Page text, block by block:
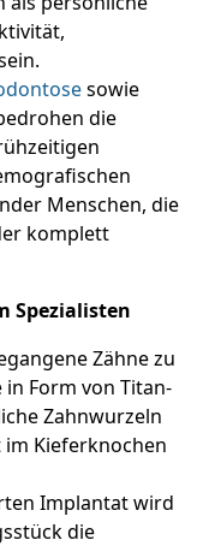
sowie
die
Menschen, die
komplett
Spezialisten
Zähne zu
in Form von Titan-
Zahnwurzeln
Kieferknochen
Implantat wird
die